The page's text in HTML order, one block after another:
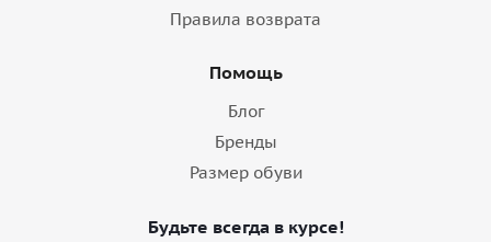
Правила возврата
Помощь
Блог
Бренды
Размер обуви
Будьте всегда в курсе!